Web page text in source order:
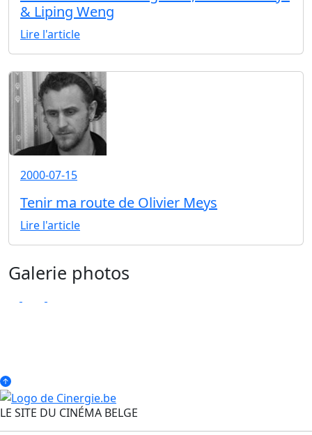
& Liping Weng
Lire l'article
2000-07-15
Tenir ma route de Olivier Meys
Lire l'article
Galerie photos
LE SITE DU CINÉMA BELGE